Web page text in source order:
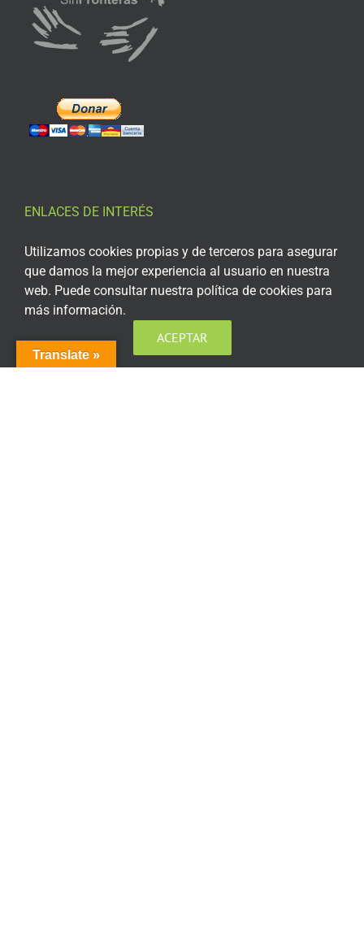
ENLACES DE INTERÉS
Aviso Legal
Política de privacidad
Política de privacidad Redes Sociales
Política de cookies
Translate »
Utilizamos cookies propias y de terceros para asegurar
que damos la mejor experiencia al usuario en nuestra
web. Puede consultar nuestra política de cookies para
más información.
ACEPTAR